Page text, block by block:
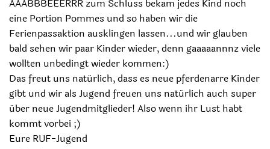
AAABBBEEERRR zum Schluss bekam jedes Kind noch
eine Portion Pommes und so haben wir die
Ferienpassaktion ausklingen lassen...und wir glauben
bald sehen wir paar Kinder wieder, denn gaaaaannnz viele
wollten unbedingt wieder kommen:)
Das freut uns natürlich, dass es neue pferdenarre Kinder
gibt und wir als Jugend freuen uns natürlich auch super
über neue Jugendmitglieder! Also wenn ihr Lust habt
kommt vorbei ;)
Eure RUF-Jugend